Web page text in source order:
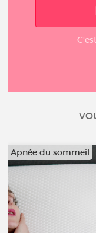
Apnée du sommeil